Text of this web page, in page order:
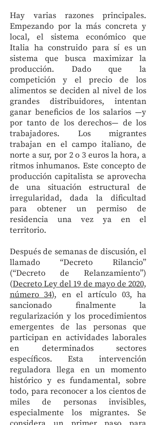
Hay varias razones principales.
Empezando por la más concreta y
local, el sistema económico que
Italia ha construido para sí es un
sistema que busca maximizar la
producción. Dado que la
competición y el precio de los
alimentos se deciden al nivel de los
grandes distribuidores, intentan
ganar beneficios de los salarios —y
por tanto de los derechos— de los
trabajadores. Los migrantes
trabajan en el campo italiano, de
norte a sur, por 2 o 3 euros la hora, a
ritmos inhumanos. Este concepto de
producción capitalista se aprovecha
de una situación estructural de
irregularidad, dada la dificultad
para obtener un permiso de
residencia una vez ya en el
territorio.
Después de semanas de discusión, el
llamado “Decreto Rilancio”
(“Decreto de Relanzamiento”)
(Decreto Ley del 19 de mayo de 2020,
número 34), en el artículo 03, ha
sancionado finalmente la
regularización y los procedimientos
emergentes de las personas que
participan en actividades laborales
en determinados sectores
específicos. Esta intervención
reguladora llega en un momento
histórico y es fundamental, sobre
todo, para reconocer a los cientos de
miles de personas invisibles,
especialmente los migrantes. Se